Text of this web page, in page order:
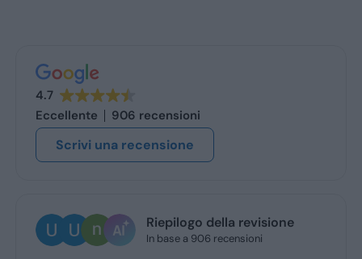
4.7
Eccellente
906 recensioni
Scrivi una recensione
Riepilogo della revisione
In base a 906 recensioni